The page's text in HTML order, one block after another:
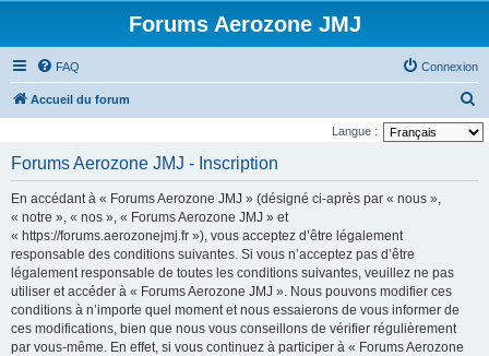
Forums Aerozone JMJ
FAQ Connexion
Accueil du forum
e
Langue :
Forums Aerozone JMJ - Inscription
En accédant à « Forums Aerozone JMJ » (désigné ci-après par « nous »,
« notre », « nos », « Forums Aerozone JMJ » et
« https://forums.aerozonejmj.fr »), vous acceptez d’être légalement
responsable des conditions suivantes. Si vous n’acceptez pas d’être
légalement responsable de toutes les conditions suivantes, veuillez ne pas
utiliser et accéder à « Forums Aerozone JMJ ». Nous pouvons modifier ces
conditions à n’importe quel moment et nous essaierons de vous informer de
ces modifications, bien que nous vous conseillons de vérifier régulièrement
par vous-même. En effet, si vous continuez à participer à « Forums Aerozone